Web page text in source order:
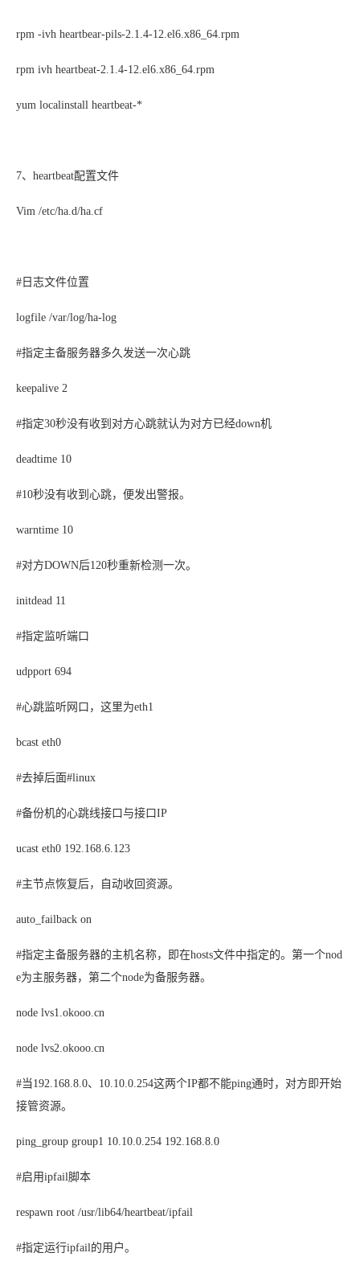
rpm -ivh heartbear-pils-2.1.4-12.el6.x86_64.rpm
rpm ivh heartbeat-2.1.4-12.el6.x86_64.rpm
yum localinstall heartbeat-*
7、 heartbeat配置文件
Vim /etc/ha.d/ha.cf
#日志文件位置
logfile /var/log/ha-log
#指定主备服务器多久发送一次心跳
keepalive 2
#指定30秒没有收到对方心跳就认为对方已经down机
deadtime 10
#10秒没有收到心跳，便发出警报。
warntime 10
#对方DOWN后120秒重新检测一次。
initdead 11
#指定监听端口
udpport 694
#心跳监听网口，这里为eth1
bcast eth0
#去掉后面#linux
#备份机的心跳线接口与接口IP
ucast eth0 192.168.6.123
#主节点恢复后，自动收回资源。
auto_failback on
#指定主备服务器的主机名称，即在hosts文件中指定的。第一个nod
e为主服务器，第二个node为备服务器。
node lvs1.okooo.cn
node lvs2.okooo.cn
#当192.168.8.0、10.10.0.254这两个IP都不能ping通时，对方即开始
接管资源。
ping_group group1 10.10.0.254 192.168.8.0
#启用ipfail脚本
respawn root /usr/lib64/heartbeat/ipfail
#指定运行ipfail的用户。